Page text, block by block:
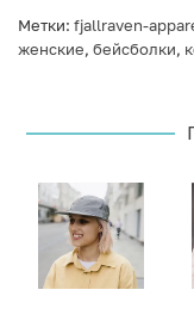
Метки: fjallraven-
женские, бейсболки,